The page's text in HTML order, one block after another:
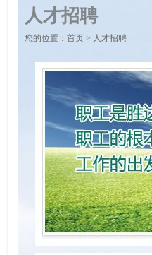
人才招聘
您的位置： 首页 > 人才招聘